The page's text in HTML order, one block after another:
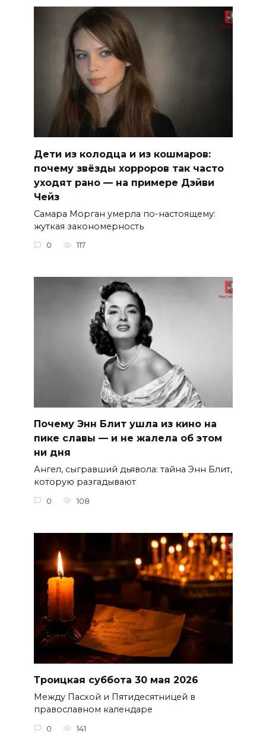
Дети из колодца и из кошмаров:
почему звёзды хорроров так часто
уходят рано — на примере Дэйви
Чейз
Самара Морган умерла по-настоящему:
жуткая закономерность
0 117
Почему Энн Блит ушла из кино на
пике славы — и не жалела об этом
ни дня
Ангел, сыгравший дьявола: тайна Энн Блит,
которую разгадывают
0 108
Троицкая суббота 30 мая 2026
Между Пасхой и Пятидесятницей в
православном календаре
0 141